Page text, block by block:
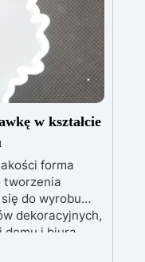
w kształcie
forma
tworzenia
do wyrobu
dekoracyjnych,
i biura.
na